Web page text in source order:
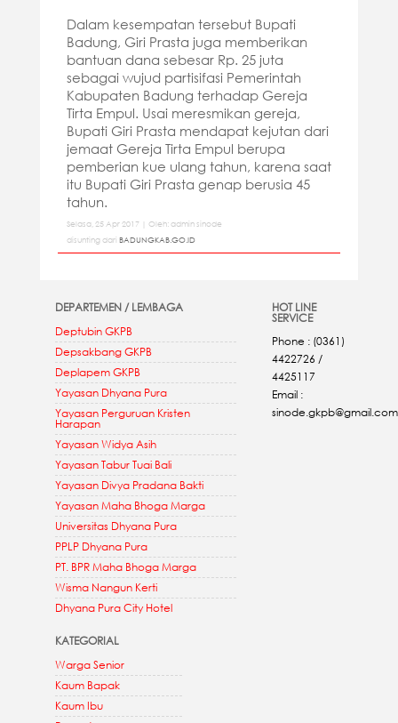
Dalam kesempatan tersebut Bupati
Badung, Giri Prasta juga memberikan
bantuan dana sebesar Rp. 25 juta
sebagai wujud partisifasi Pemerintah
Kabupaten Badung terhadap Gereja
Tirta Empul. Usai meresmikan gereja,
Bupati Giri Prasta mendapat kejutan dari
jemaat Gereja Tirta Empul berupa
pemberian kue ulang tahun, karena saat
itu Bupati Giri Prasta genap berusia 45
tahun.
Selasa, 25 Apr 2017 | Oleh: admin sinode
disunting dari BADUNGKAB.GO.ID
DEPARTEMEN / LEMBAGA
Deptubin GKPB
Depsakbang GKPB
Deplapem GKPB
Yayasan Dhyana Pura
Yayasan Perguruan Kristen
Harapan
Yayasan Widya Asih
Yayasan Tabur Tuai Bali
Yayasan Divya Pradana Bakti
Yayasan Maha Bhoga Marga
Universitas Dhyana Pura
PPLP Dhyana Pura
PT. BPR Maha Bhoga Marga
Wisma Nangun Kerti
Dhyana Pura City Hotel
KATEGORIAL
Warga Senior
Kaum Bapak
Kaum Ibu
HOT LINE
SERVICE
Phone : (0361)
4422726 /
4425117
Email :
sinode.gkpb@gmail.com